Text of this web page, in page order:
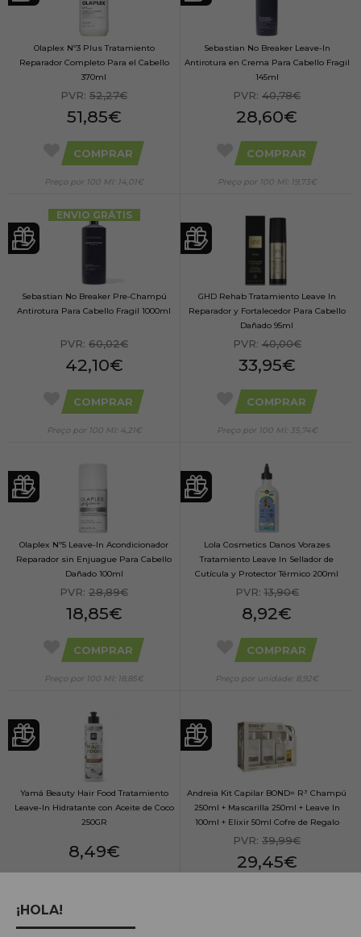
Olaplex Nº3 Plus Tratamiento
Reparador Completo Para el Cabello
370ml
PVR: 52,27€
51,85€
COMPRAR
Preço por 100 Ml: 14,01€
Sebastian No Breaker Leave-In
Antirotura en Crema Para Cabello Fragil
145ml
PVR: 40,78€
28,60€
COMPRAR
Preço por 100 Ml: 19,73€
ENVIO GRÁTIS
Sebastian No Breaker Pre-Champú
Antirotura Para Cabello Fragil 1000ml
PVR: 60,02€
42,10€
COMPRAR
Preço por 100 Ml: 4,21€
GHD Rehab Tratamiento Leave In
Reparador y Fortalecedor Para Cabello
Dañado 95ml
PVR:40,00€
33,95€
COMPRAR
Preço por 100 Ml: 35,74€
Olaplex Nº5 Leave-In Acondicionador
Reparador sin Enjuague Para Cabello
Dañado 100ml
PVR: 28,89€
18,85€
COMPRAR
Preço por 100 Ml: 18,85€
Lola Cosmetics Danos Vorazes
Tratamiento Leave In Sellador de
Cutícula y Protector Térmico 200ml
PVR:13,90€
8,92€
COMPRAR
Preço por unidade: 8,92€
Yamá Beauty Hair Food Tratamiento
Leave-In Hidratante con Aceite de Coco
250GR
8,49€
Preço por 100 Ml: 3,40€
Andreia Kit Capilar BOND= R³ Champú
250ml + Mascarilla 250ml + Leave In
100ml + Elixir 50ml Cofre de Regalo
PVR: 39,99€
29,45€
¡HOLA!